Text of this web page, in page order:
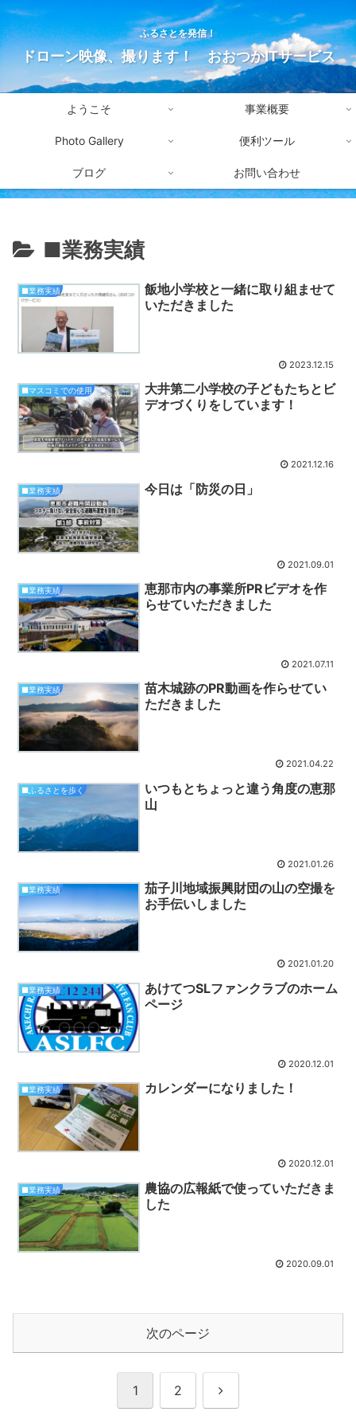
ふるさとを発信！
ドローン映像、撮ります！ おおつかITサービス
ようこそ 事業概要
Photo Gallery 便利ツール
ブログ お問い合わせ
■業務実績
■業務実績
飯地小学校と一緒に取り組ませて
いただきました
2023.12.15
■マスコミでの使用
大井第二小学校の子どもたちとビ
デオづくりをしています！
2021.12.16
■業務実績 今日は「防災の日」
2021.09.01
■業務実績
恵那市内の事業所PRビデオを作
らせていただきました
2021.07.11
■業務実績
苗木城跡のPR動画を作らせてい
ただきました
2021.04.22
■ふるさとを歩く
いつもとちょっと違う角度の恵那
山
2021.01.26
■業務実績
茄子川地域振興財団の山の空撮を
お手伝いしました
2021.01.20
■業務実績
あけてつSLファンクラブのホーム
ページ
2020.12.01
■業務実績 カレンダーになりました！
2020.12.01
■業務実績
農協の広報紙で使っていただきま
した
2020.09.01
次のページ
1 2 次